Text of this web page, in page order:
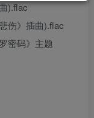
).flac
伤》插曲).flac
密码》主题